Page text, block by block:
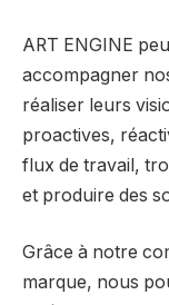
ART ENGINE
accompagner
réaliser leurs
proactives,
flux de travail,
et produire des
Grâce à notre
marque, nous